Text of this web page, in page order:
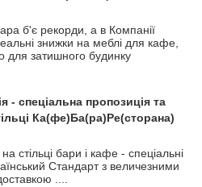
б'є рекорди, а в Компанії
знижки на меблі для кафе,
для затишного будинку
- спеціальна пропозиція та
Ка(фе)Ба(ра)Ре(сторана)
стільці бари і кафе - спеціальні
Стандарт з величезними
....